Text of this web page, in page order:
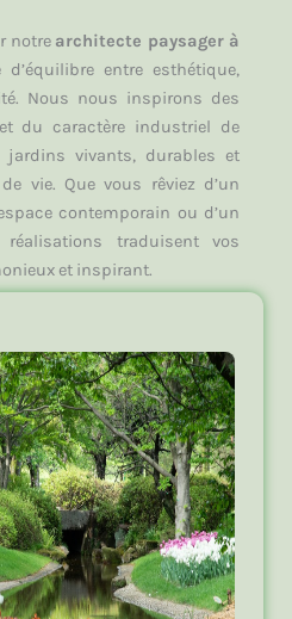
notre architecte paysager à
entre esthétique,
Nous nous inspirons des
du caractère industriel de
jardins vivants, durables et
vie. Que vous rêviez d’un
contemporain ou d’un
traduisent vos
et inspirant.